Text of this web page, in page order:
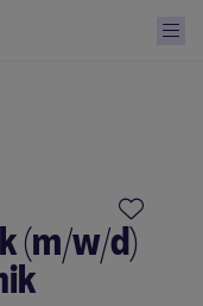
(m/w/d)